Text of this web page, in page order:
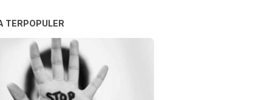
TERPOPULER